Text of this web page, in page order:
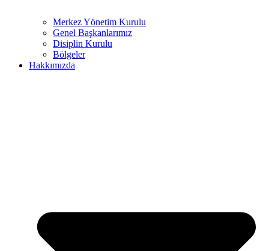
Merkez Yönetim Kurulu
Genel Başkanlarımız
Disiplin Kurulu
Bölgeler
Hakkımızda